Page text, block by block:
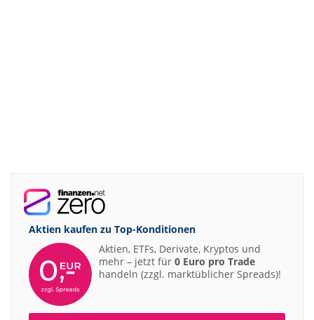
Aktien kaufen zu Top-Konditionen
Aktien, ETFs, Derivate, Kryptos und
mehr – jetzt für 0 Euro pro Trade
handeln (zzgl. marktüblicher Spreads)!